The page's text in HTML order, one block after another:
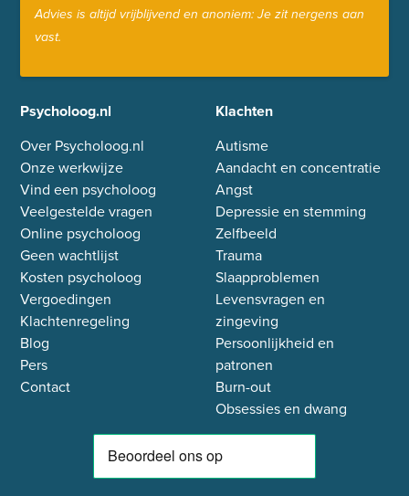
Advies is altijd vrijblijvend en anoniem: Je zit nergens aan
vast.
Psycholoog.nl
Over Psycholoog.nl
Onze werkwijze
Vind een psycholoog
Veelgestelde vragen
Online psycholoog
Geen wachtlijst
Kosten psycholoog
Vergoedingen
Klachtenregeling
Blog
Pers
Contact
Klachten
Autisme
Aandacht en concentratie
Angst
Depressie en stemming
Zelfbeeld
Trauma
Slaapproblemen
Levensvragen en
zingeving
Persoonlijkheid en
patronen
Burn-out
Obsessies en dwang